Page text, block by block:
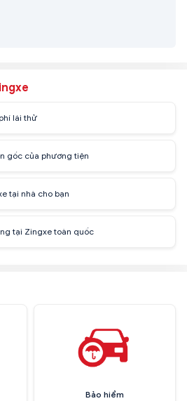
lái thử
gốc của phương tiện
tại nhà cho bạn
tại Zingxe toàn quốc
Bảo hiểm